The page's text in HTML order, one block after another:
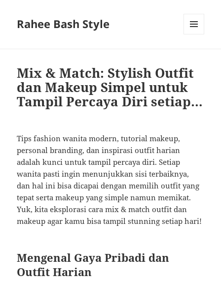
Rahee Bash Style
Mix & Match: Stylish Outfit
dan Makeup Simpel untuk
Tampil Percaya Diri setiap…
Tips fashion wanita modern, tutorial makeup,
personal branding, dan inspirasi outfit harian
adalah kunci untuk tampil percaya diri. Setiap
wanita pasti ingin menunjukkan sisi terbaiknya,
dan hal ini bisa dicapai dengan memilih outfit yang
tepat serta makeup yang simple namun memikat.
Yuk, kita eksplorasi cara mix & match outfit dan
makeup agar kamu bisa tampil stunning setiap hari!
Mengenal Gaya Pribadi dan
Outfit Harian